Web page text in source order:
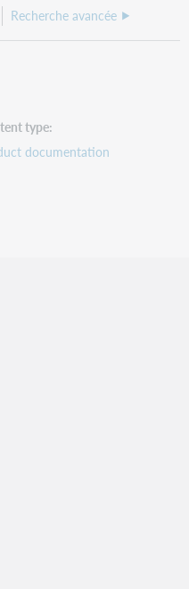
Recherche avancée
type
documentation